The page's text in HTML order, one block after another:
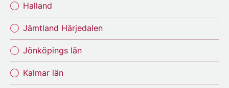
Halland
Jämtland Härjedalen
Jönköpings län
Kalmar län